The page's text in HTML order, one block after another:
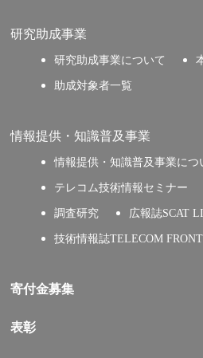
研究助成事業
研究助成事業について
助成対象者一覧
情報提供・知識普及事業
情報提供・知識普及事業につ
テレコム技術情報セミナー
調査研究
広報誌SCAT
技術情報誌TELECOM
寄付金募集
表彰